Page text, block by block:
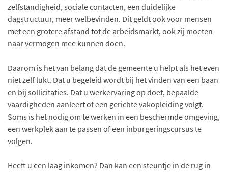
zelfstandigheid, sociale contacten, een duidelijke
dagstructuur, meer welbevinden. Dit geldt ook voor mensen
met een grotere afstand tot de arbeidsmarkt, ook zij moeten
naar vermogen mee kunnen doen.
Daarom is het van belang dat de gemeente u helpt als het even
niet zelf lukt. Dat u begeleid wordt bij het vinden van een baan
en bij sollicitaties. Dat u werkervaring op doet, bepaalde
vaardigheden aanleert of een gerichte vakopleiding volgt.
Soms is het nodig om te werken in een beschermde omgeving,
een werkplek aan te passen of een inburgeringscursus te
volgen.
Heeft u een laag inkomen? Dan kan een steuntje in de rug in